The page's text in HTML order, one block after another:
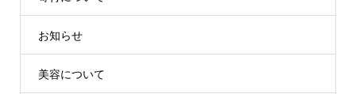
お知らせ
美容について